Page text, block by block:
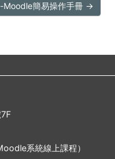
Moodle簡易操作手冊 →
系統線上課程）